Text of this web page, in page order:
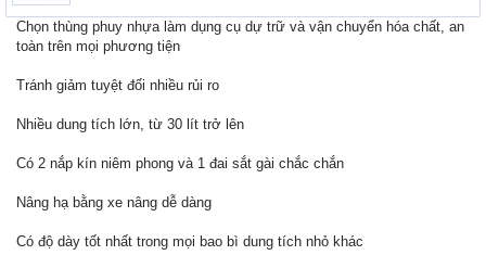
Chọn thùng phuy nhựa làm dụng cụ dự trữ và vận chuyển hóa chất, an
toàn trên mọi phương tiện
Tránh giảm tuyệt đối nhiều rủi ro
Nhiều dung tích lớn, từ 30 lít trở lên
Có 2 nắp kín niêm phong và 1 đai sắt gài chắc chắn
Nâng hạ bằng xe nâng dễ dàng
Có độ dày tốt nhất trong mọi bao bì dung tích nhỏ khác